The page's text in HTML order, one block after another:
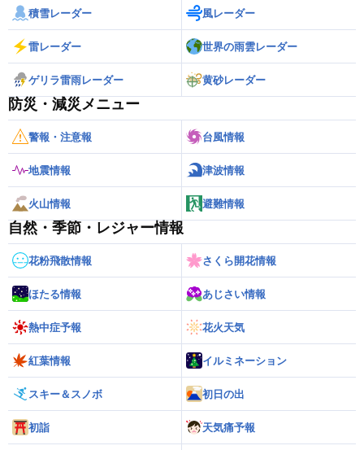
積雪レーダー 風レーダー
雷レーダー 世界の雨雲レーダー
ゲリラ雷雨レーダー 黄砂レーダー
防災・減災メニュー
警報・注意報 台風情報
地震情報 津波情報
火山情報 避難情報
自然・季節・レジャー情報
花粉飛散情報 さくら開花情報
ほたる情報 あじさい情報
熱中症予報 花火天気
紅葉情報 イルミネーション
スキー＆スノボ 初日の出
初詣 天気痛予報